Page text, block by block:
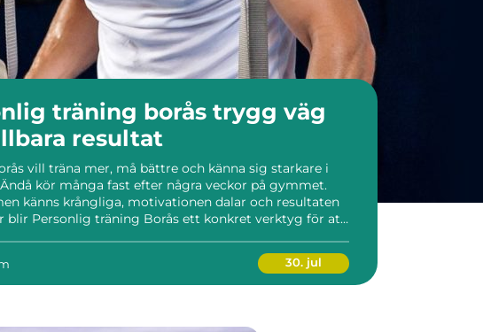
träning borås trygg väg
resultat
vill träna mer, må bättre och känna sig starkare i
kör många fast efter några veckor på gymmet.
känns krångliga, motivationen dalar och resultaten
blir Personlig träning Borås ett konkret verktyg för att
30. jul